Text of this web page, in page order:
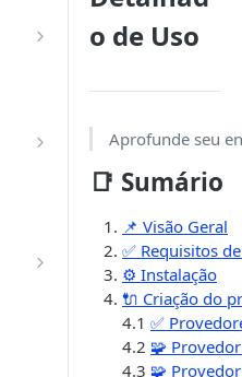
o de Uso
Aprofunde seu
📑 Sumário
📌 Visão Geral
✅ Requisitos
⚙️ Instalação
🔌 Criação do
4.1 ✅
4.2 🧩
4.3 🧩